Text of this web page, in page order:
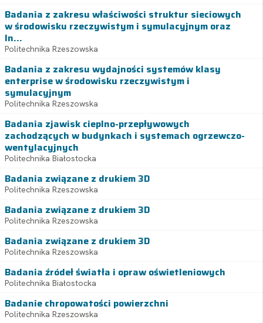
Badania z zakresu właściwości struktur sieciowych
w środowisku rzeczywistym i symulacyjnym oraz
In...
Politechnika Rzeszowska
Badania z zakresu wydajności systemów klasy
enterprise w środowisku rzeczywistym i
symulacyjnym
Politechnika Rzeszowska
Badania zjawisk cieplno-przepływowych
zachodzących w budynkach i systemach ogrzewczo-
wentylacyjnych
Politechnika Białostocka
Badania związane z drukiem 3D
Politechnika Rzeszowska
Badania związane z drukiem 3D
Politechnika Rzeszowska
Badania związane z drukiem 3D
Politechnika Rzeszowska
Badania źródeł światła i opraw oświetleniowych
Politechnika Białostocka
Badanie chropowatości powierzchni
Politechnika Rzeszowska